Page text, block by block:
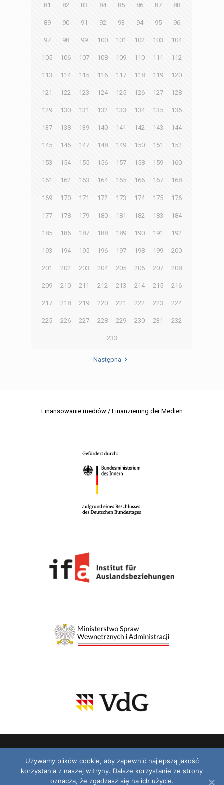
81 82 83 84 85 86 87 88
89 90 91 92 93 94 95 96
97 98 99 100 101 102 103 104
105 106 107 108 109 110 111 112
113 114 115 116 117 118 119 120
121 122 123 124 125 126 127 128
129 130 131 132 133 134 135 136
137 138 139 140 141 142 143 144
145 146 147 148 149 150 151 152
153 154 155 156 157 158 159 160
161 162 163 164 165 166 167 168
169 170 171 172 173 174 175 176
177 178 179 180 181 182 183 184
185 186 187 188 189 190 191 192
193 194 195 196 197 198 199 200
201 202 203 204 205 206 207 208
209 210 211 212 213 214 215 216
217 218 219 220 221 222 223 224
225 226 227 228 229 230 231 232
233
Następna
Finansowanie mediów / Finanzierung der Medien
© 2026 VDG. Wszelkie prawa zastrzeżone.
Używamy plików cookie, aby zapewnić najlepszą jakość
korzystania z naszej witryny. Dalsze korzystanie ze strony
oznacza, że zgadzasz się na ich użycie.